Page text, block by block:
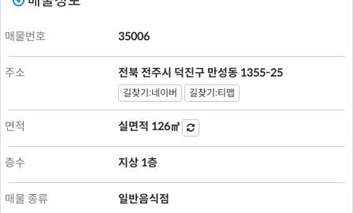
매물번호 35006
주소 전북 전주시 덕진구 만성동 1355-25
길찾기:네이버 길찾기:티맵
면적 실면적 126㎡
층수 지상 1층
매물 종류 일반음식점